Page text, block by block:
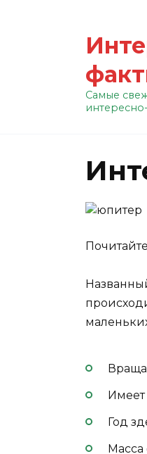
Самые
П
Имеет
Год
Масса